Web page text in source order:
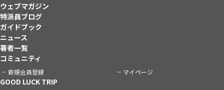
ウェブマガジン
特派員ブログ
ガイドブック
ニュース
著者一覧
コミュニティ
新規会員登録 マイページ
GOOD LUCK TRIP